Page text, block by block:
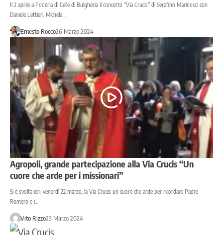
Il 2 aprile a Poderia di Celle di Bulgheria il concerto “Via Crucis” di Serafino Marinosci con
Daniele Lettieri, Michela…
Ernesto Rocco26 Marzo 2024
Agropoli, grande partecipazione alla Via Crucis “Un
cuore che arde per i missionari”
Si è svolta ieri, venerdì 22 marzo, la Via Crucis un cuore che arde per ricordare Padre
Romero e i…
Vito Rizzo23 Marzo 2024